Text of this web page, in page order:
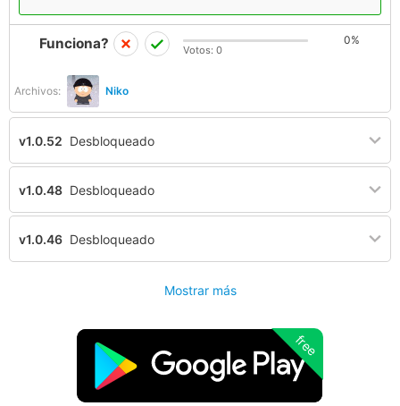
Archivos: Niko
Funciona? 0%
Votos: 0
v1.0.52 Desbloqueado
v1.0.48 Desbloqueado
v1.0.46 Desbloqueado
Mostrar más
free